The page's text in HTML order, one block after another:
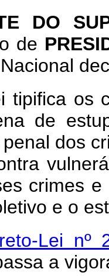
DO
de
tipifica os
de
dos
crimes
e o
Lei nº
a